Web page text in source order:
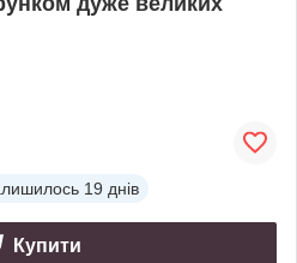
19 днів
Купити